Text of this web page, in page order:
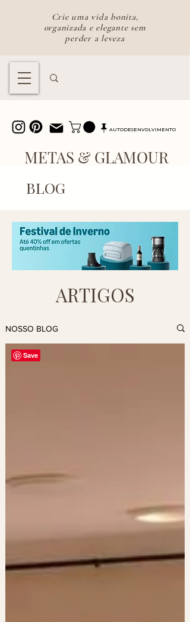
Crie uma vida bonita,
organizada e elegante sem
perder a leveza
AUTODESENVOLVIMENTO
METAS & GLAMOUR
BLOG
ARTIGOS
NOSSO BLOG
Save